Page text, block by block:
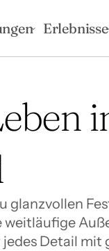
glanzvollen
weitläufige
Detail
Erlebnisse